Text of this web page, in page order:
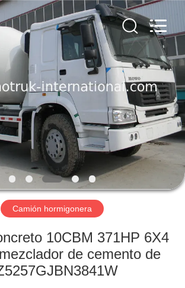
Camión hormigonera
10CBM 371HP 6X4
de cemento de